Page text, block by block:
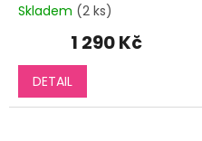
Skladem (2 ks)
1 290 Kč
DETAIL